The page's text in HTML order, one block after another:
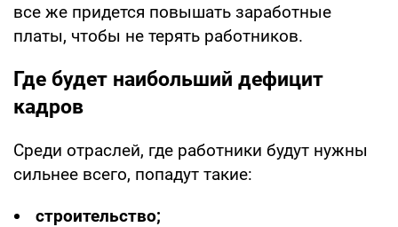
все же придется повышать заработные
платы, чтобы не терять работников.
Где будет наибольший дефицит
кадров
Среди отраслей, где работники будут нужны
сильнее всего, попадут такие:
строительство;